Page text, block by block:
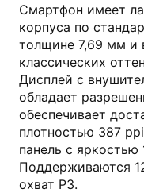
Смартфон имеет
корпуса по
толщине 7,69 мм и
классических
Дисплей с
обладает
обеспечивает
плотностью 387
панель с яркостью
Поддерживаются
охват P3.